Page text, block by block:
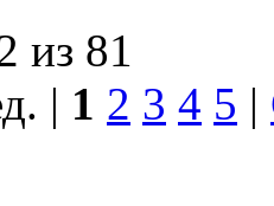
из 81
| 1 2 3 4 5 |